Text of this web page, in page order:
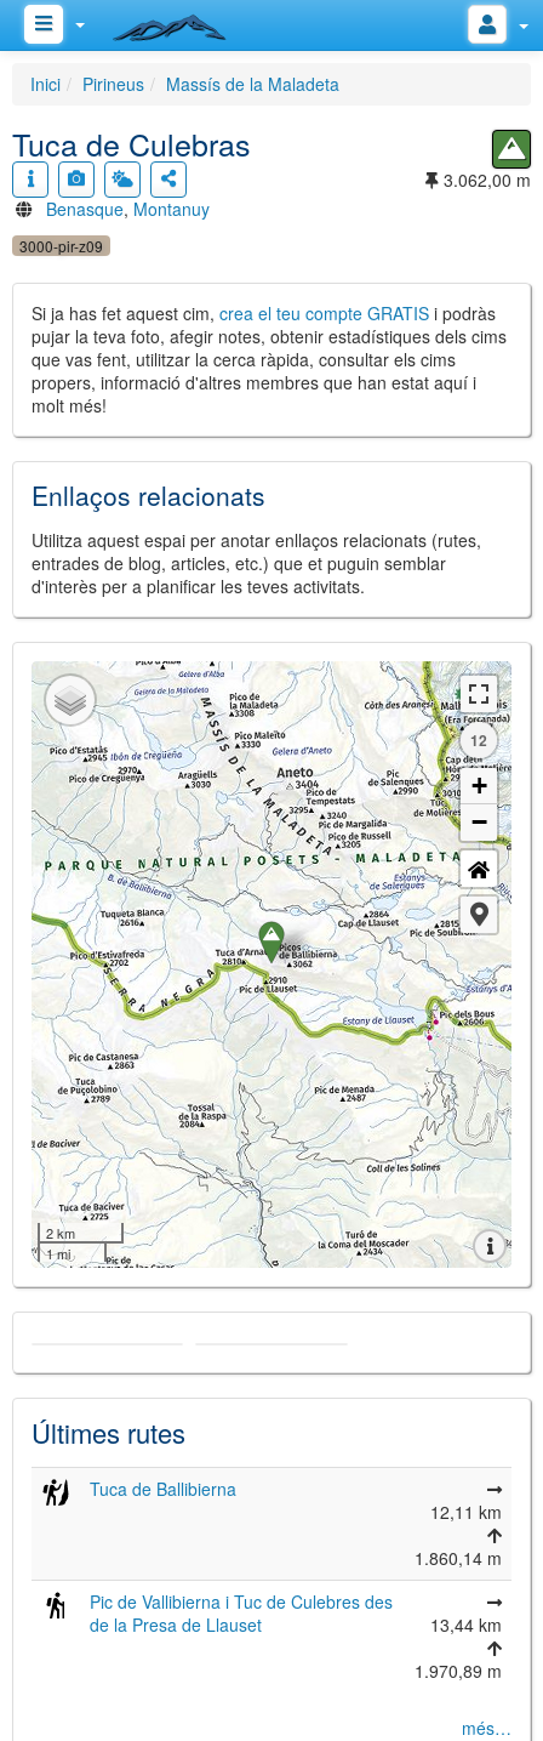
Inici Pirineus Massís de la Maladeta
Tuca de Culebras
Benasque, Montanuy
3.062,00 m
3000-pir-z09
Si ja has fet aquest cim, crea el teu compte GRATIS i podràs
pujar la teva foto, afegir notes, obtenir estadístiques dels cims
que vas fent, utilitzar la cerca ràpida, consultar els cims
propers, informació d'altres membres que han estat aquí i
molt més!
Enllaços relacionats
Utilitza aquest espai per anotar enllaços relacionats (rutes,
entrades de blog, articles, etc.) que et puguin semblar
d'interès per a planificar les teves activitats.
12
+
−
2 km
1 mi
Últimes rutes
Tuca de Ballibierna
12,11 km
1.860,14 m
Pic de Vallibierna i Tuc de Culebres des
de la Presa de Llauset
13,44 km
1.970,89 m
més…